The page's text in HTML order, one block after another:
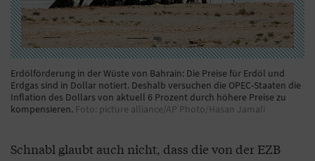
Erdölförderung in der Wüste von Bahrain: Die Preise für Erdöl und
Erdgas sind in Dollar notiert. Deshalb versuchen die OPEC-Staaten die
Inflation des Dollars von aktuell 6 Prozent durch höhere Preise zu
kompensieren. Foto: picture alliance/AP Photo/Hasan Jamali
Schnabl glaubt auch nicht, dass die von der EZB